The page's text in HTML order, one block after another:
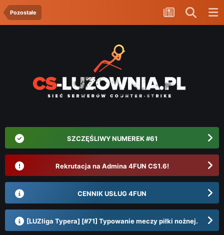
Pozostałe
SZCZĘŚLIWY NUMEREK #61
Rekrutacja na Admina 4FUN CS1.6!
CENNIK USŁUG 4FUN
[LUZliga Typera] [#71] Typowanie meczy piłki nożnej.